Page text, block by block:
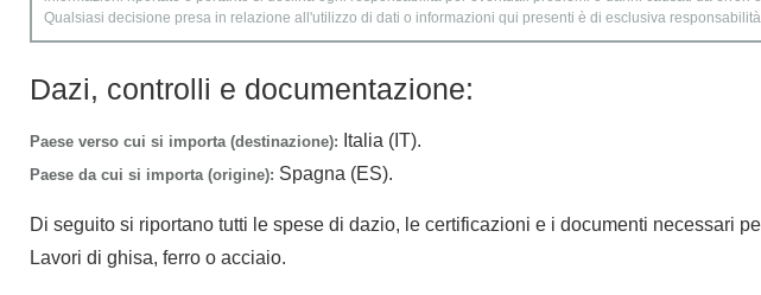
Qualsiasi decisione presa in relazione all'utilizzo di dati o informazioni qui presenti è di esclusiva
Dazi, controlli e documentazione:
Paese verso cui si importa (destinazione): Italia (IT).
Paese da cui si importa (origine): Spagna (ES).
Di seguito si riportano tutti le spese di dazio, le certificazioni e i documenti necessari
Lavori di ghisa, ferro o acciaio.